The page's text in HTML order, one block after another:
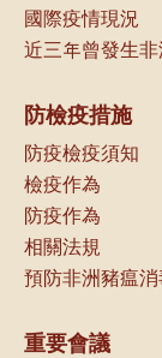
國際疫情現況
防檢疫措施
防疫檢疫須知
檢疫作為
防疫作為
相關法規
重要會議